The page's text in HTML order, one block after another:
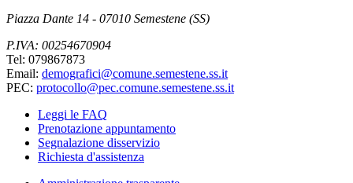
Piazza Dante 14 - 07010 Semestene (SS)
P.IVA: 00254670904
Tel: 079867873
Email: demografici@comune.semestene.ss.it
PEC: protocollo@pec.comune.semestene.ss.it
Leggi le FAQ
Prenotazione appuntamento
Segnalazione disservizio
Richiesta d'assistenza